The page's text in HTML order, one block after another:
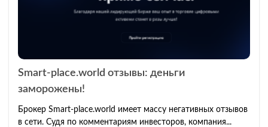
Smart-place.world отзывы: деньги
заморожены!
Брокер Smart-place.world имеет массу негативных отзывов
в сети. Судя по комментариям инвесторов, компания...